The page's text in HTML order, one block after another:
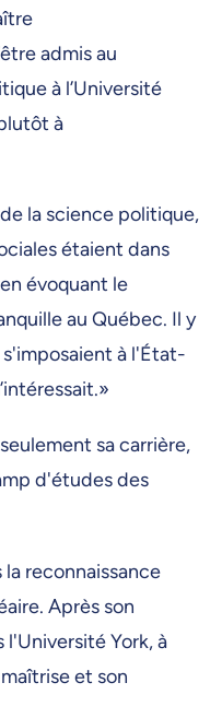
admis au
à l’Université
à
la science politique,
étaient dans
évoquant le
au Québec. Il y
à l'État-
sa carrière,
d'études des
reconnaissance
Après son
l'Université York, à
et son